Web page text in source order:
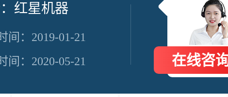
红星机器
间：2019-01-21
间：2020-05-21
在线咨